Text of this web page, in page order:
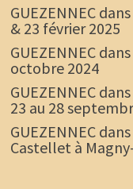
GUEZENNECdans
& 23 février 2025
GUEZENNECdans
octobre 2024
GUEZENNECdans
23 au 28
GUEZENNECdans
Castellet à